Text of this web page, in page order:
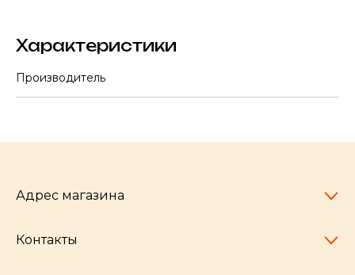
Характеристики
Производитель
Адрес магазина
Челябинск,
Контакты